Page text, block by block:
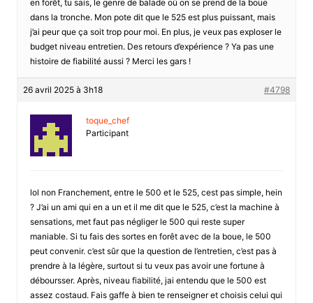
en forêt, tu sais, le genre de balade où on se prend de la boue
dans la tronche. Mon pote dit que le 525 est plus puissant, mais
j’ai peur que ça soit trop pour moi. En plus, je veux pas exploser le
budget niveau entretien. Des retours d’expérience ? Ya pas une
histoire de fiabilité aussi ? Merci les gars !
26 avril 2025 à 3h18 #4798
toque_chef
Participant
lol non Franchement, entre le 500 et le 525, cest pas simple, hein
? J’ai un ami qui en a un et il me dit que le 525, c’est la machine à
sensations, met faut pas négliger le 500 qui reste super
maniable. Si tu fais des sortes en forêt avec de la boue, le 500
peut convenir. c’est sûr que la question de l’entretien, c’est pas à
prendre à la légère, surtout si tu veux pas avoir une fortune à
déboursser. Après, niveau fiabilité, jai entendu que le 500 est
assez costaud. Fais gaffe à bien te renseigner et choisis celui qui